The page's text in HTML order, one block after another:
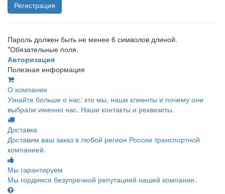
Пароль должен быть не менее 6 символов длиной.
*Обязательные поля.
Авторизация
Полезная информация
О компании
Узнайте больше о нас: кто мы, наши клиенты и почему они
выбрали именно нас. Наши контакты и реквизиты.
Доставка
Доставим ваш заказ в любой регион России транспортной
компанией.
Мы гарантируем
Мы гордимся безупречной репутацией нашей компании.